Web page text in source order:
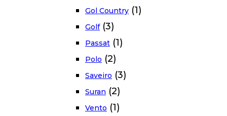
Gol Country (1)
Golf (3)
Passat (1)
Polo (2)
Saveiro (3)
Suran (2)
Vento (1)